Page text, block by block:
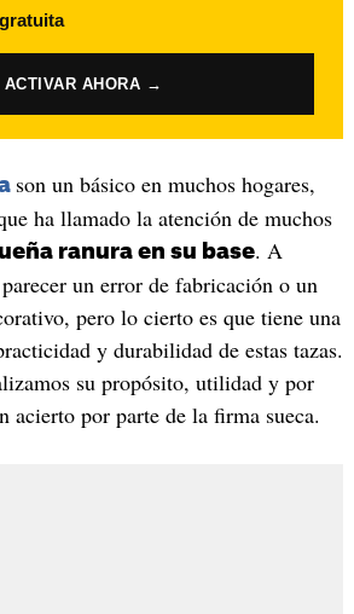
ACTIVAR AHORA →
son un básico en muchos hogares,
ha llamado la atención de muchos
ranura en su base. A
un error de fabricación o un
pero lo cierto es que tiene una
y durabilidad de estas tazas.
su propósito, utilidad y por
acierto por parte de la firma sueca.